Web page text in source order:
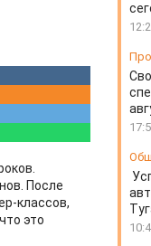
После
классов,
это